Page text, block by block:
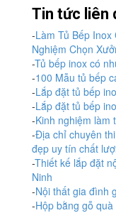
Tin tức liên
-Làm Tủ Bếp
Nghiệm Chọn
-Tủ bếp inox có
-100 Mẫu tủ bếp
-Lắp đặt tủ bếp
-Lắp đặt tủ bếp
-Kinh nghiệm làm
-Địa chỉ chuyên
đẹp uy tín chất
-Thiết kế lắp đặt
Ninh
-Nội thất gia đình
-Hộp bằng gỗ